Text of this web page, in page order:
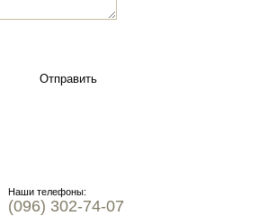
Наши телефоны:
(096) 302-74-07